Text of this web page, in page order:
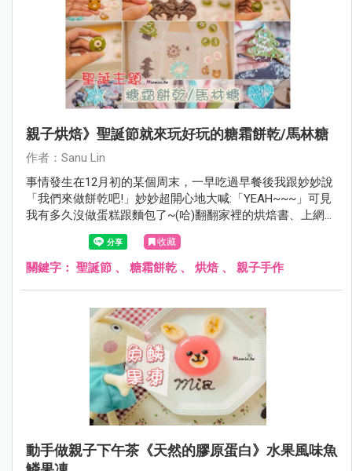
親子烘焙》聖誕節就來玩好玩的糖霜餅乾/馬林糖
作者：Sanu Lin
事情發生在12月初的某個周末，一早吃過早餐後我跟妙妙說
「我們來做餅乾吧!」妙妙超開心地大喊:「YEAH~~~」可見
我有多久沒做蛋糕跟麵包了~(哈)翻翻家裡的烘焙書、上網參
考了許多食譜，雖然沒做過但應該不難，就應景一下來做
『聖誕節造型的糖霜餅乾』吧！
收藏
關鍵字： 聖誕節 、 糖霜餅乾 、 烘焙 、 親子手作
動手做親子下午茶《天然的膠原蛋白》水果風味魚